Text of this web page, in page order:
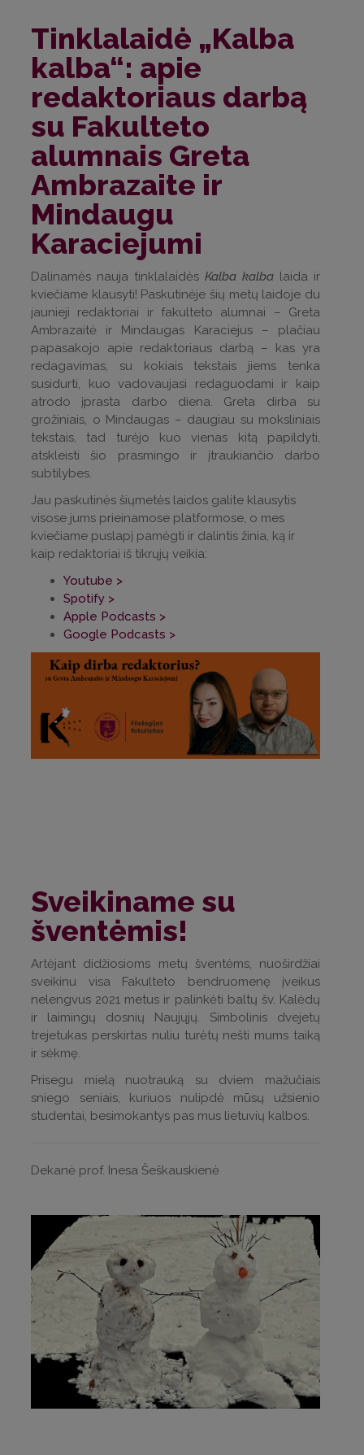
Tinklalaidė „Kalba
kalba“: apie
redaktoriaus darbą
su Fakulteto
alumnais Greta
Ambrazaite ir
Mindaugu
Karaciejumi
Dalinamės nauja tinklalaidės Kalba kalba laida ir
kviečiame klausyti! Paskutinėje šių metų laidoje du
jaunieji redaktoriai ir fakulteto alumnai – Greta
Ambrazaitė ir Mindaugas Karaciejus – plačiau
papasakojo apie redaktoriaus darbą – kas yra
redagavimas, su kokiais tekstais jiems tenka
susidurti, kuo vadovaujasi redaguodami ir kaip
atrodo įprasta darbo diena. Greta dirba su
grožiniais, o Mindaugas – daugiau su moksliniais
tekstais, tad turėjo kuo vienas kitą papildyti,
atskleisti šio prasmingo ir įtraukiančio darbo
subtilybes.
Jau paskutinės šiųmetės laidos galite klausytis
visose jums prieinamose platformose, o mes
kviečiame puslapį pamėgti ir dalintis žinia, ką ir
kaip redaktoriai iš tikrųjų veikia:
Youtube >
Spotify >
Apple Podcasts >
Google Podcasts >
Sveikiname su
šventėmis!
Artėjant didžiosioms metų šventėms, nuoširdžiai
sveikinu visa Fakulteto bendruomenę įveikus
nelengvus 2021 metus ir palinkėti baltų šv. Kalėdų
ir laimingų dosnių Naujųjų. Simbolinis dvejetų
trejetukas perskirtas nuliu turėtų nešti mums taiką
ir sėkmę.
Prisegu mielą nuotrauką su dviem mažučiais
sniego seniais, kuriuos nulipdė mūsų užsienio
studentai, besimokantys pas mus lietuvių kalbos.
Dekanė prof. Inesa Šeškauskienė